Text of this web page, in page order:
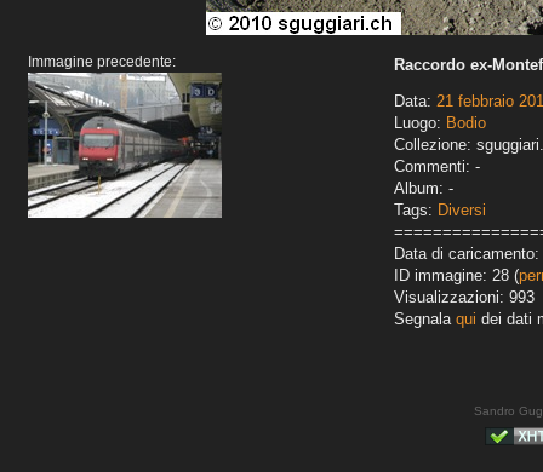
Immagine precedente:
Raccordo ex-
Data: 21 febbraio
Luogo: Bodio
Collezione:
Commenti: -
Album: -
Tags: Diversi
Data di caricamento:
ID immagine: 28 (
Visualizzazioni: 993
Segnala qui dei dati
Sandro